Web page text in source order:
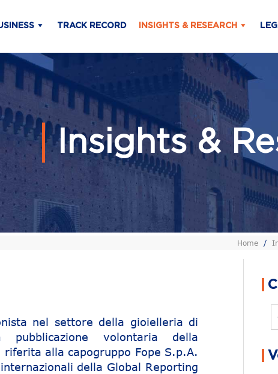
TRACK RECORD INSIGHTS & RESEARCH
Insights &
Home /
nel settore della gioielleria di
volontaria della
alla capogruppo Fope S.p.A.
della Global Reporting